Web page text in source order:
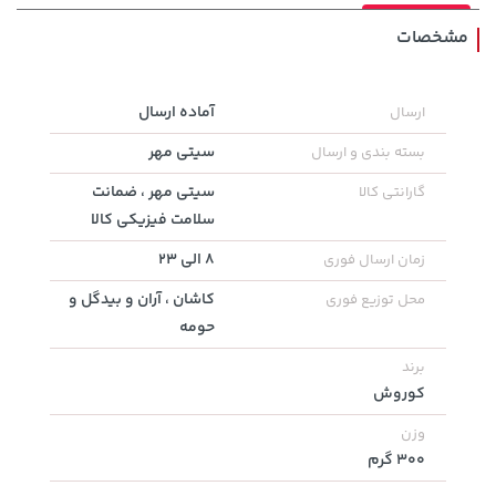
108,000 تومان
119,900
1,579,000 تومان
2,275,000
23,280,000 تومان
90,000
مشخصات
ارسال آماده ارسال
بسته بندی و ارسال سیتی مهر
گارانتی کالا
سیتی مهر ، ضمانت
سلامت فیزیکی کالا
زمان ارسال فوری 8 الی 23
محل توزیع فوری
کاشان ، آران و بیدگل و
حومه
برند
کوروش
وزن
300 گرم